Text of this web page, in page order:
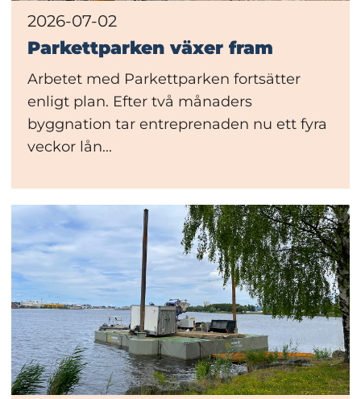
2026-07-02
Parkettparken växer fram
Arbetet med Parkettparken fortsätter
enligt plan. Efter två månaders
byggnation tar entreprenaden nu ett fyra
veckor lån...